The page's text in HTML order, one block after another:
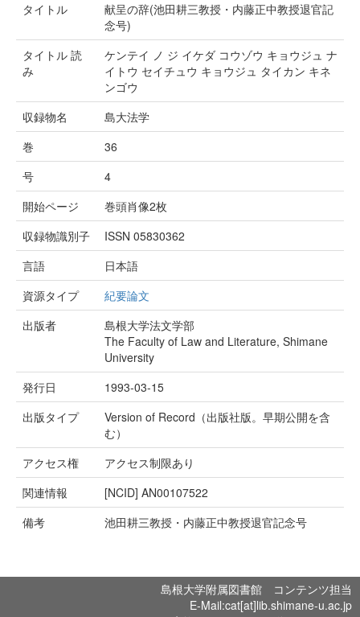
タイトル
献呈の辞(池田耕三教授・内藤正中教授退官記
念号)
タイトル 読
み
ケンテイ ノ ジ イケダ コウゾウ キョウジュ ナ
イトウ セイチュウ キョウジュ タイカン キネ
ンゴウ
収録物名
島大法学
巻
36
号
4
開始ページ
巻頭肖像2枚
収録物識別子
ISSN 05830362
言語
日本語
資源タイプ
紀要論文
出版者
島根大学法文学部
The Faculty of Law and Literature, Shimane
University
発行日
1993-03-15
出版タイプ
Version of Record（出版社版。早期公開を含
む）
アクセス権
アクセス制限あり
関連情報
[NCID] AN00107522
備考
池田耕三教授・内藤正中教授退官記念号
島根大学附属図書館 コンテンツ担当
E-Mail:cat[at]lib.shimane-u.ac.jp